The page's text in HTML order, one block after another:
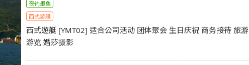
夜钓墨鱼
西式游艇
西式遊艇 [YMT02] 适合公司活动 团体聚会 生日庆祝 商务接待 旅游
游览 婚莎摄影